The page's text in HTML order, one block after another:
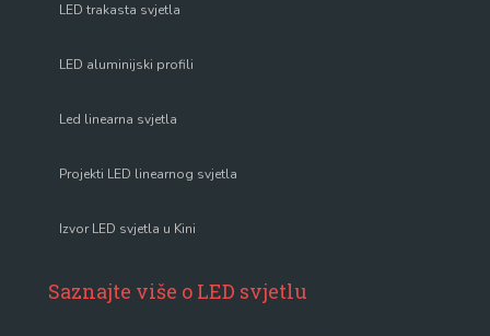
LED trakasta svjetla
LED aluminijski profili
Led linearna svjetla
Projekti LED linearnog svjetla
Izvor LED svjetla u Kini
Saznajte više o LED svjetlu